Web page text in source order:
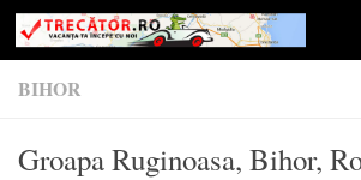
Skip to content
BIHOR
Groapa Ruginoasa, Bihor,